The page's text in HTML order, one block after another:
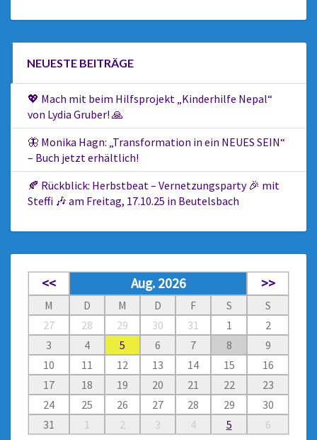
NEUESTE BEITRÄGE
💖 Mach mit beim Hilfsprojekt „Kinderhilfe Nepal“
von Lydia Gruber! 🙏
🦋 Monika Hagn: „Transformation in ein NEUES SEIN“
– Buch jetzt erhältlich!
🍂 Rückblick: Herbstbeat – Vernetzungsparty 🎉 mit
Steffi 🎶 am Freitag, 17.10.25 in Beutelsbach
<< Aug. 2026 >>
M D M D F S
S
27
28 29 30 31 1
2
3
4 5 6 7 8
9
10
11 12 13 14 15
16
17
18 19 20 21 22
23
24
25 26 27 28 29
30
31
1 2 3 4 5 6